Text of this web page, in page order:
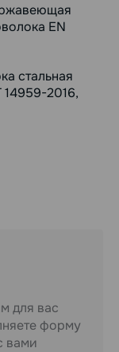
EN
стальная
2016,
для вас
форму
вами